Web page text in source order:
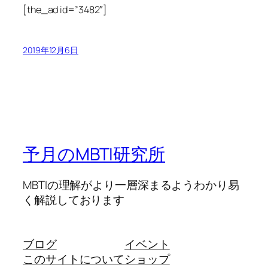
[the_ad id=”3482″]
2019年12月6日
予月のMBTI研究所
MBTIの理解がより一層深まるようわかり易
く解説しております
ブログ
このサイトについて
イベント
ショップ